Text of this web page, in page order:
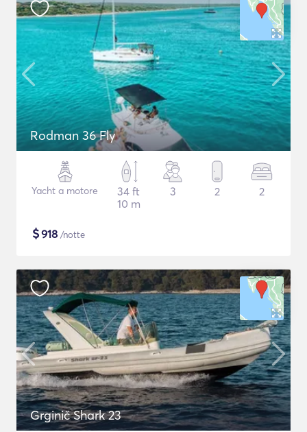
Rodman 36 Fly
Yacht a motore
34 ft
10 m
3 2 2
$918 /notte
Grginič Shark 23